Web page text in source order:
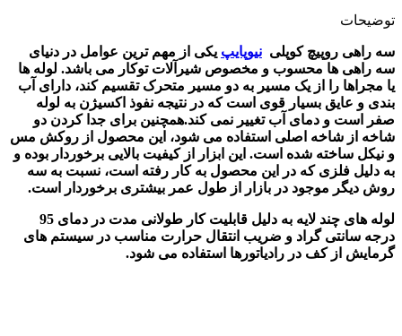
توضیحات
سه راهی روپیچ کوپلی نیوپایپ یکی از مهم ترین عوامل در دنیای
سه راهی ها محسوب و مخصوص شیرآلات توکار می باشد. لوله ها
یا مجراها را از یک مسیر به دو مسیر متحرک تقسیم کند، دارای آب
بندی و عایق بسیار قوی است که در نتیجه نفوذ اکسیژن به لوله
صفر است و دمای آب تغییر نمی کند.همچنین برای جدا کردن دو
شاخه از شاخه اصلی استفاده می شود، این محصول از روکش مس
و نیکل ساخته شده است. این ابزار از کیفیت بالایی برخوردار بوده و
به دلیل فلزی که در این محصول به کار رفته است، نسبت به سه
روش دیگر موجود در بازار از طول عمر بیشتری برخوردار است.
لوله های چند لایه به دلیل قابلیت کار طولانی مدت در دمای 95
درجه سانتی گراد و ضریب انتقال حرارت مناسب در سیستم های
گرمایش از کف در رادیاتورها استفاده می شود.